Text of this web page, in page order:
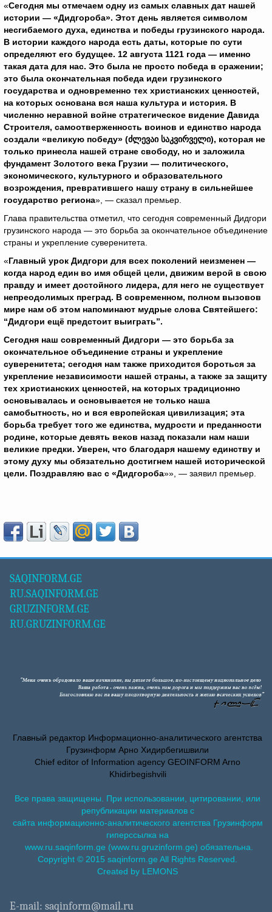
«Сегодня мы отмечаем одну из самых славных дат нашей
истории — «Дидгороба». Этот день является символом
несгибаемого духа, единства и победы грузинского народа.
В истории каждого народа есть даты, которые по сути
определяют его будущее. 12 августа 1121 года — именно
такая дата для нас. Это была не просто победа в сражении;
это была окончательная победа идеи грузинского
государства и одновременно тех христианских ценностей,
на которых основана вся наша культура и история. В
численно неравной войне стратегическое видение Давида
Строителя, самоотверженность воинов и единство народа
создали «великую победу» (ძლევაი საკვირველი), которая не
только принесла нашей стране свободу, но и заложила
фундамент Золотого века Грузии — политического,
экономического, культурного и образовательного
возрождения, превратившего нашу страну в сильнейшее
государство региона», — сказал премьер.
Глава правительства отметил, что сегодня современный Дидгори
грузинского народа — это борьба за окончательное объединение
страны и укрепление суверенитета.
«Главный урок Дидгори для всех поколений неизменен —
когда народ един во имя общей цели, движим верой в свою
правду и имеет достойного лидера, для него не существует
непреодолимых преград. В современном, полном вызовов
мире нам об этом напоминают мудрые слова Святейшего:
“Дидгори ещё предстоит выиграть”.
Сегодня наш современный Дидгори — это борьба за
окончательное объединение страны и укрепление
суверенитета; сегодня нам также приходится бороться за
укрепление независимости нашей страны, а также за защиту
тех христианских ценностей, на которых традиционно
основывалась и основывается не только наша
самобытность, но и вся европейская цивилизация; эта
борьба требует того же единства, мудрости и преданности
родине, которые девять веков назад показали нам наши
великие предки. Уверен, что благодаря нашему единству и
этому духу мы обязательно достигнем нашей исторической
цели. Поздравляю вас с «Дидгороба»», — заявил премьер.
SAQINFORM.GE
RU.SAQINFORM.GE
GRUZINFORM.GE
RU.GRUZINFORM.GE
Главный редактор Информационно-аналитического агентства
Грузинформ Арно Хидирбегишвили
Chief editor of Information agency GEOINFORM Arno
Khidirbegishvili
Все права защищены. При использовании, цитировании, или
републикации материалов с
сайта информационно-аналитического агентства Грузинформ
гиперссылка на
www.ru.saqinform.ge (www.ru.gruzinform.ge) обязательна.
Copyright © 2015 saqinform.ge All Rights Reserved.
Created by LEMONS
E-mail: saqinform@mail.ru